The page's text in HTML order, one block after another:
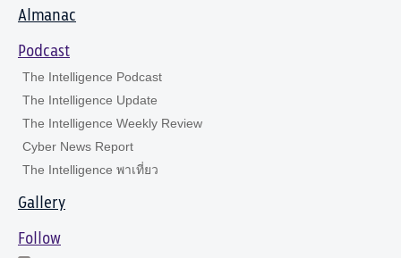
Almanac
Podcast
The Intelligence Podcast
The Intelligence Update
The Intelligence Weekly Review
Cyber News Report
The Intelligence พาเที่ยว
Gallery
Follow